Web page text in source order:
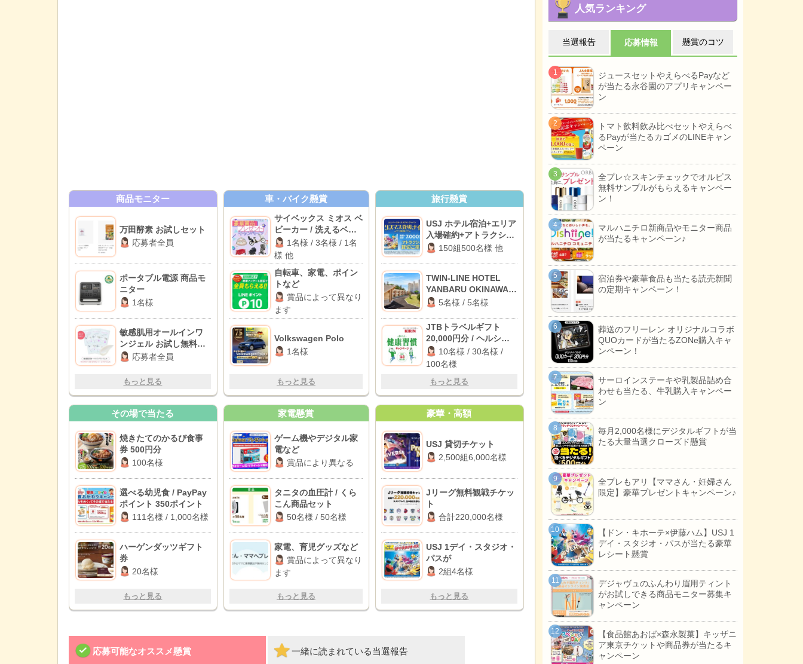
商品モニター
万田酵素 お試しセット
応募者全員
ポータブル電源 商品モ
ニター
1名様
敏感肌用オールインワ
ンジェル お試し無料モ
ニター応募者全員
もっと見る
車・バイク懸賞
サイベックス ミオス ベ
ビーカー / 洗えるベビ
ー布団セット / パナソ
ニック 電動自転車 他
1名様 / 3名様 / 1名
様 他
自転車、家電、ポイン
トなど
賞品によって異なり
ます
Volkswagen Polo
1名様
もっと見る
旅行懸賞
USJ ホテル宿泊+エリア
入場確約+アトラクショ
ン貸切 他
150組500名様 他
TWIN-LINE HOTEL
YANBARU OKINAWA
JAPAN宿泊券 / オリジ
5名様 / 5名様
JTBトラベルギフト
20,000円分 / ヘルシア
うまみ緑茶 1ケース / え
らべるPay 1,000円分
10名様 / 30名様 /
100名様
もっと見る
その場で当たる
焼きたてのかるび食事
券 500円分
100名様
選べる幼児食 / PayPay
ポイント 350ポイント
111名様 / 1,000名様
ハーゲンダッツギフト
券
20名様
もっと見る
家電懸賞
ゲーム機やデジタル家
電など
賞品により異なる
タニタの血圧計 / くら
こん商品セット
50名様 / 50名様
家電、育児グッズなど
賞品によって異なり
ます
もっと見る
豪華・高額
USJ 貸切チケット
2,500組6,000名様
Jリーグ無料観戦チケッ
ト
合計220,000名様
USJ 1デイ・スタジオ・
パスが
2組4名様
もっと見る
応募可能なオススメ懸賞 一緒に読まれている当選報告
人気ランキング
当選報告 応募情報 懸賞のコツ
ジュースセットやえらべるPayなど
が当たる永谷園のアプリキャンペー
ン
トマト飲料飲み比べセットやえらべ
るPayが当たるカゴメのLINEキャン
ペーン
全プレ☆スキンチェックでオルビス
無料サンプルがもらえるキャンペー
ン！
マルハニチロ新商品やモニター商品
が当たるキャンペーン♪
宿泊券や豪華食品も当たる読売新聞
の定期キャンペーン！
葬送のフリーレン オリジナルコラボ
QUOカードが当たるZONe購入キャ
ンペーン！
サーロインステーキや乳製品詰め合
わせも当たる、牛乳購入キャンペー
ン
毎月2,000名様にデジタルギフトが当
たる大量当選クローズド懸賞
全プレもアリ【ママさん・妊婦さん
限定】豪華プレゼントキャンペーン♪
【ドン・キホーテ×伊藤ハム】USJ 1
デイ・スタジオ・パスが当たる豪華
レシート懸賞
デジャヴュのふんわり眉用ティント
がお試しできる商品モニター募集キ
ャンペーン
【食品館あおば×森永製菓】キッザニ
ア東京チケットや商品券が当たるキ
ャンペーン